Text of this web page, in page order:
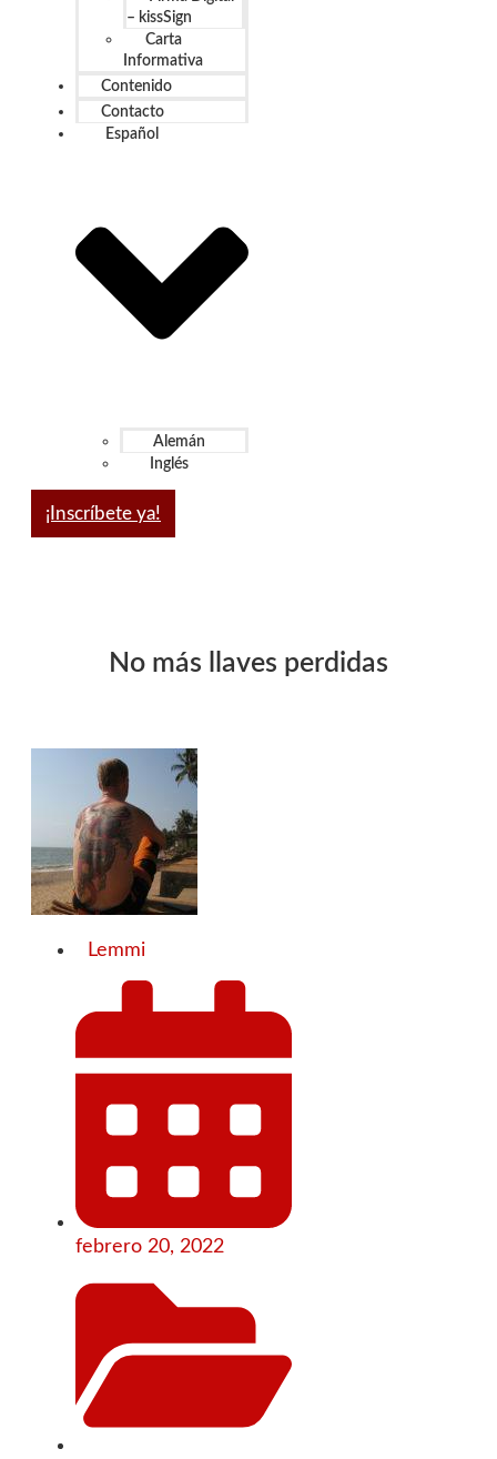
– kissSign
Carta
Informativa
Contenido
Contacto
Español
Alemán
Inglés
¡Inscríbete ya!
No más llaves perdidas
Lemmi
febrero 20, 2022